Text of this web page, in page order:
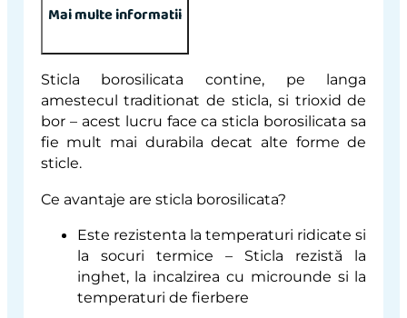
Mai multe informatii
Sticla borosilicata contine, pe langa
amestecul traditionat de sticla, si trioxid de
bor – acest lucru face ca sticla borosilicata sa
fie mult mai durabila decat alte forme de
sticle.
Ce avantaje are sticla borosilicata?
Este rezistenta la temperaturi ridicate si
la socuri termice – Sticla rezistă la
inghet, la incalzirea cu microunde si la
temperaturi de fierbere